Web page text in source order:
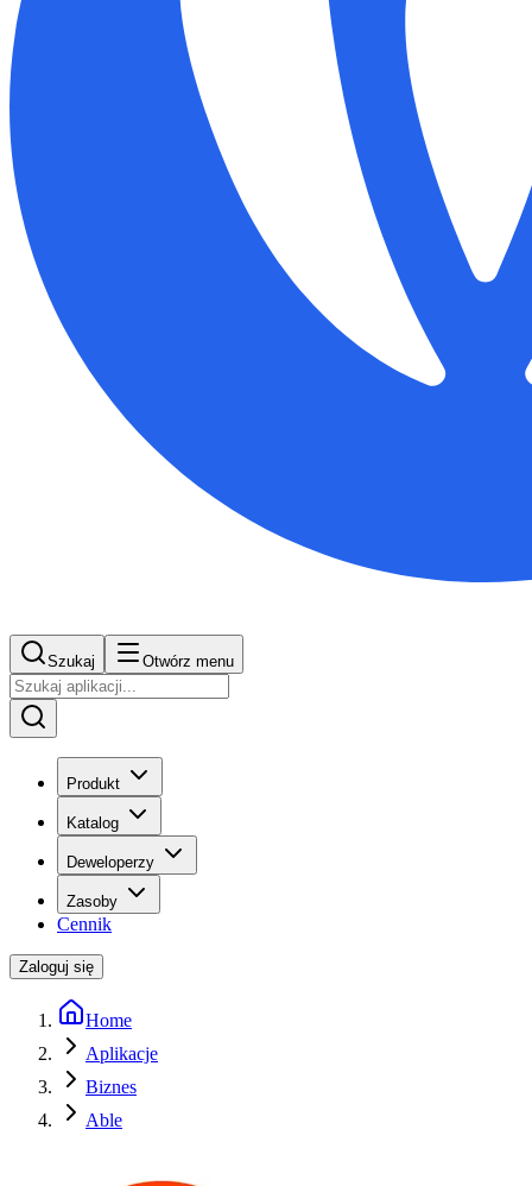
Szukaj Otwórz menu
Produkt
Katalog
Deweloperzy
Zasoby
Cennik
Zaloguj się
Home
Aplikacje
Biznes
Able